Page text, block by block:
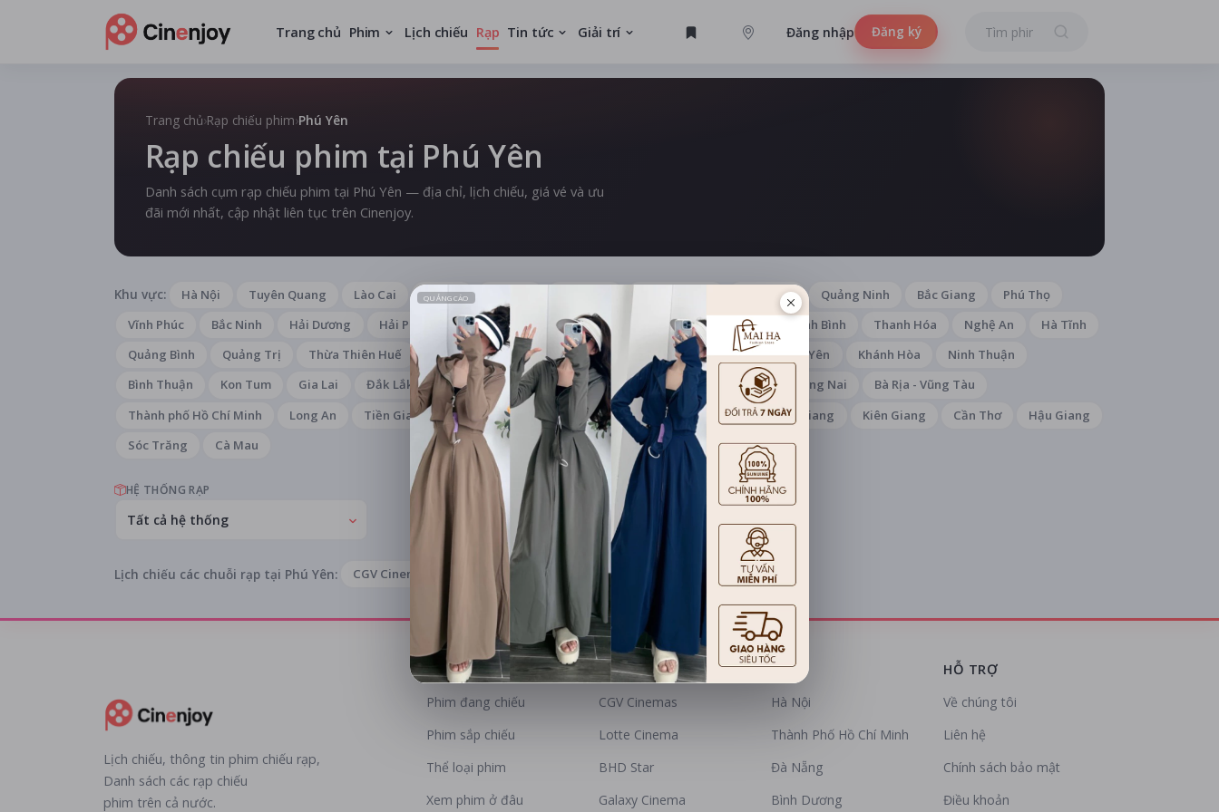
Trang chủ Phim Lịch chiếu Rạp Tin tức Giải trí
GAME
Đăng nhập Đăng ký
Trang chủ›Rạp chiếu phim›Phú Yên
Rạp chiếu phim tại Phú Yên
Danh sách cụm rạp chiếu phim tại Phú Yên — địa chỉ, lịch chiếu, giá vé và ưu
đãi mới nhất, cập nhật liên tục trên Cinenjoy.
Khu vực: Hà Nội Tuyên Quang Lào Cai Sơn La Lạng Sơn Quảng Ninh Bắc Giang
Phú Thọ
Vĩnh Phúc
Bắc Ninh Hải Dương Hải Phòng Hưng Yên Thái Bình Hà Nam Nam Định Ninh Bình Thanh Hóa Nghệ An
Hà Tĩnh
Quảng Bình
Quảng Trị Thừa Thiên Huế Đà Nẵng Quảng Nam Quảng Ngãi Bình Định Phú Yên Khánh Hòa
Ninh Thuận
Bình Thuận
Kon Tum Gia Lai Đắk Lắk Lâm Đồng Bình Phước Tây Ninh Bình Dương Đồng Nai
Bà Rịa - Vũng Tàu
Thành phố Hồ Chí Minh
Long An Tiền Giang Bến Tre Trà Vinh Vĩnh Long Đồng Tháp An Giang Kiên Giang Cần Thơ
Hậu Giang
Sóc Trăng
Cà Mau
HỆ THỐNG RẠP
Tất cả hệ thống
Lịch chiếu các chuỗi rạp tại Phú Yên: CGV Cinemas
Lịch chiếu, thông tin phim chiếu rạp,
Danh sách các rạp chiếu
phim trên cả nước.
DANH SÁCH RẠP
CGV Cinemas
Lotte Cinema
BHD Star
Galaxy Cinema
Hà Nội
Thành Phố Hồ Chí Minh
Đà Nẵng
Bình Dương
HỖ TRỢ
Về chúng tôi
Liên hệ
Chính sách bảo mật
Điều khoản
PHIM
Phim đang chiếu
Phim sắp chiếu
Thể loại phim
Xem phim ở đâu